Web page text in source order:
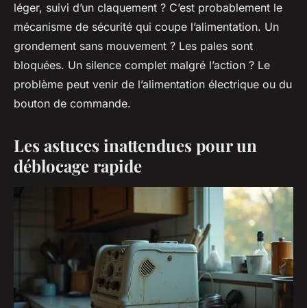
léger, suivi d’un claquement ? C’est probablement le
mécanisme de sécurité qui coupe l’alimentation. Un
grondement sans mouvement ? Les pales sont
bloquées. Un silence complet malgré l’action ? Le
problème peut venir de l’alimentation électrique ou du
bouton de commande.
Les astuces inattendues pour un
déblocage rapide